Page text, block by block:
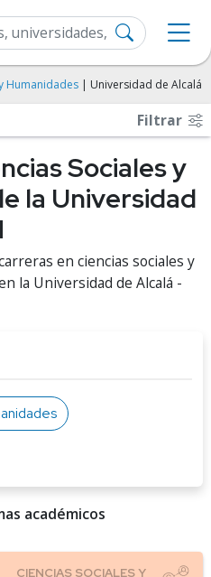
Humanidades | Universidad de Alcalá
Filtrar
Sociales y
la Universidad
en ciencias sociales y
la Universidad de Alcalá -
académicos